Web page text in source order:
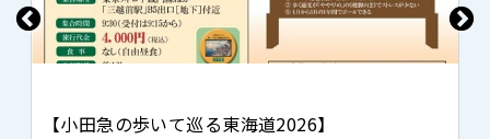
【小田急の歩いて巡る東海道2026】